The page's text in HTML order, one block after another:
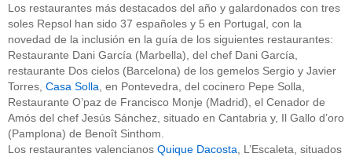
Los restaurantes más destacados del año y galardonados con tres
soles Repsol han sido 37 españoles y 5 en Portugal, con la
novedad de la inclusión en la guía de los siguientes restaurantes:
Restaurante Dani García (Marbella), del chef Dani García,
restaurante Dos cielos (Barcelona) de los gemelos Sergio y Javier
Torres, Casa Solla , en Pontevedra, del cocinero Pepe Solla,
Restaurante O’paz de Francisco Monje (Madrid), el Cenador de
Amós del chef Jesús Sánchez, situado en Cantabria y, Il Gallo d’oro
(Pamplona) de Benoît Sinthom.
Los restaurantes valencianos Quique Dacosta , L’Escaleta, situados